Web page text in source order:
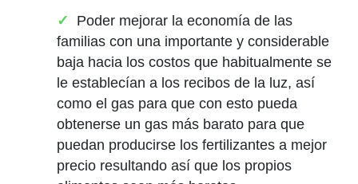
Poder mejorar la economía de las
familias con una importante y considerable
baja hacia los costos que habitualmente se
le establecían a los recibos de la luz, así
como el gas para que con esto pueda
obtenerse un gas más barato para que
puedan producirse los fertilizantes a mejor
precio resultando así que los propios